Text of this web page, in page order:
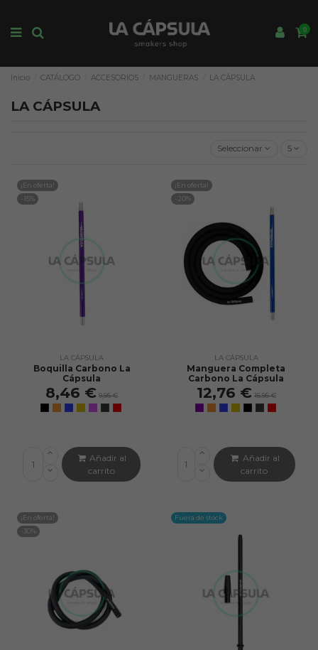
0
Inicio CATÁLOGO ACCESORIOS MANGUERAS LA CÁPSULA
LA CÁPSULA
Seleccionar 5
¡En oferta!
-15%
LA CÁPSULA
Boquilla Carbono La
Cápsula
8,46 € 9,95 €
Añadir al
carrito
¡En oferta!
-20%
LA CÁPSULA
Manguera Completa
Carbono La Cápsula
12,76 € 15,95 €
Añadir al
carrito
¡En oferta!
-30%
Fuera de stock